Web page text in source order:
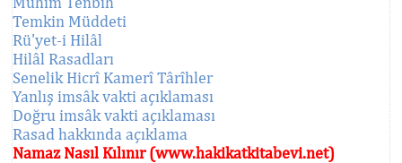
Temkin Müddeti
Rü'yet-i Hilâl
Hilâl Rasadları
Senelik Hicrî Kamerî Târîhler
Yanlış imsâk vakti açıklaması
Doğru imsâk vakti açıklaması
Rasad hakkında açıklama
Namaz Nasıl Kılınır (www.hakikatkitabevi.net)